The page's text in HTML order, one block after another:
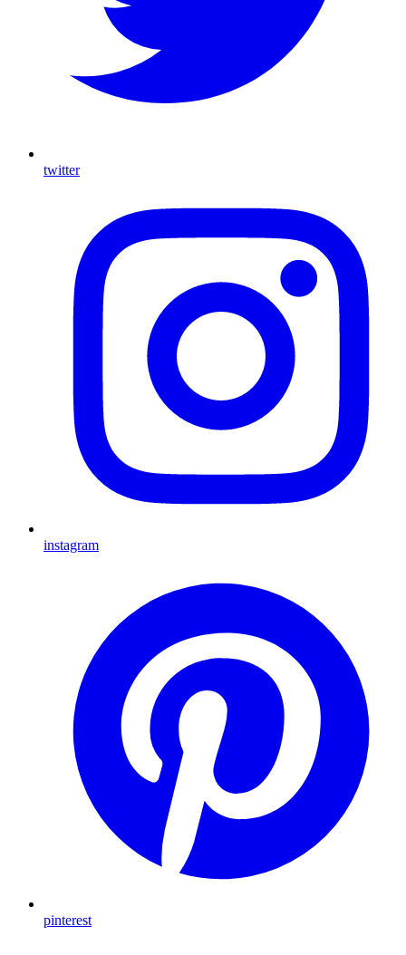
twitter
instagram
pinterest